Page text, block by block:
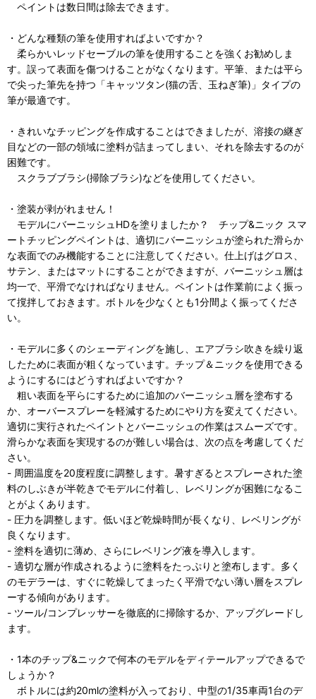
ペイントは数日間は除去できます。
・どんな種類の筆を使用すればよいですか？
柔らかいレッドセーブルの筆を使用することを強くお勧めしま
す。誤って表面を傷つけることがなくなります。平筆、または平ら
で尖った筆先を持つ「キャッツタン(猫の舌、玉ねぎ筆)」タイプの
筆が最適です。
・きれいなチッピングを作成することはできましたが、溶接の継ぎ
目などの一部の領域に塗料が詰まってしまい、それを除去するのが
困難です。
スクラブブラシ(掃除ブラシ)などを使用してください。
・塗装が剥がれません！
モデルにバーニッシュHDを塗りましたか？ チップ&ニック スマ
ートチッピングペイントは、適切にバーニッシュが塗られた滑らか
な表面でのみ機能することに注意してください。仕上げはグロス、
サテン、またはマットにすることができますが、バーニッシュ層は
均一で、平滑でなければなりません。ペイントは作業前によく振っ
て撹拌しておきます。ボトルを少なくとも1分間よく振ってくださ
い。
・モデルに多くのシェーディングを施し、エアブラシ吹きを繰り返
したために表面が粗くなっています。チップ＆ニックを使用できる
ようにするにはどうすればよいですか？
粗い表面を平らにするために追加のバーニッシュ層を塗布する
か、オーバースプレーを軽減するためにやり方を変えてください。
適切に実行されたペイントとバーニッシュの作業はスムーズです。
滑らかな表面を実現するのが難しい場合は、次の点を考慮してくだ
さい。
- 周囲温度を20度程度に調整します。暑すぎるとスプレーされた塗
料のしぶきが半乾きでモデルに付着し、レベリングが困難になるこ
とがよくあります。
- 圧力を調整します。低いほど乾燥時間が長くなり、レベリングが
良くなります。
- 塗料を適切に薄め、さらにレベリング液を導入します。
- 適切な層が作成されるように塗料をたっぷりと塗布します。多く
のモデラーは、すぐに乾燥してまったく平滑でない薄い層をスプレ
ーする傾向があります。
- ツール/コンプレッサーを徹底的に掃除するか、アップグレードし
ます。
・1本のチップ&ニックで何本のモデルをディテールアップできるで
しょうか？
ボトルには約20mlの塗料が入っており、中型の1/35車両1台のデ